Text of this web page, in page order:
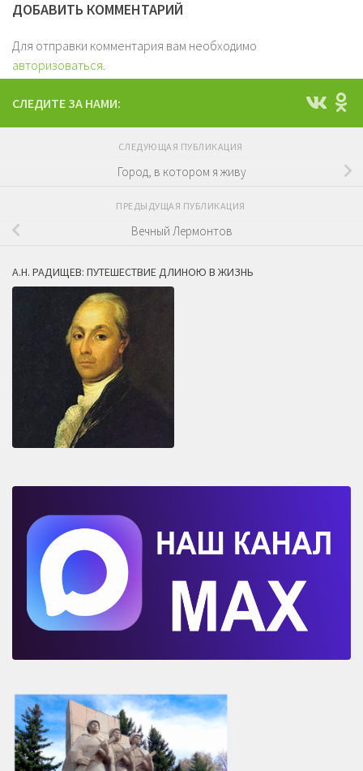
ДОБАВИТЬ КОММЕНТАРИЙ
Для отправки комментария вам необходимо
авторизоваться.
СЛЕДИТЕ ЗА НАМИ:
СЛЕДУЮЩАЯ ПУБЛИКАЦИЯ
Город, в котором я живу
ПРЕДЫДУЩАЯ ПУБЛИКАЦИЯ
Вечный Лермонтов
А.Н. РАДИЩЕВ: ПУТЕШЕСТВИЕ ДЛИНОЮ В ЖИЗНЬ